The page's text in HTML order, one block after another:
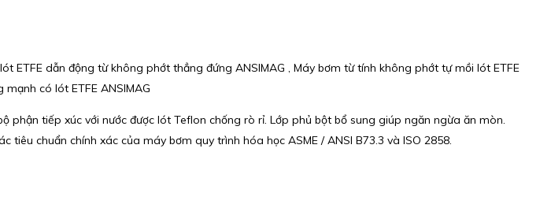
ETFE dẫn động từ không phớt thẳng đứng ANSIMAG , Máy bơm từ tính không phớt tự mồi lót ETFE
có lót ETFE ANSIMAG
tiếp xúc với nước được lót Teflon chống rò rỉ. Lớp phủ bột bổ sung giúp ngăn ngừa ăn mòn.
chuẩn chính xác của máy bơm quy trình hóa học ASME / ANSI B73.3 và ISO 2858.